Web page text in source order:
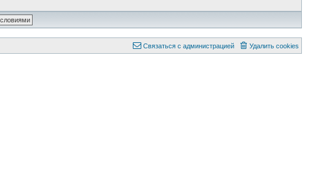
Удалить cookies
Связаться с администрацией